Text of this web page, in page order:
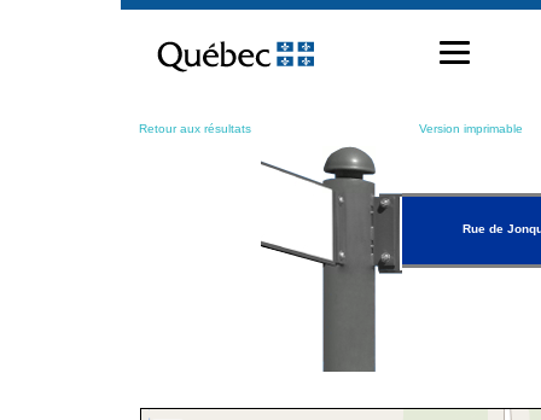
contenu
Retour aux résultats Version imprimable
Rue de